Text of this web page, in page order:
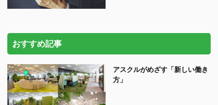
おすすめ記事
アスクルがめざす「新しい働き
方」